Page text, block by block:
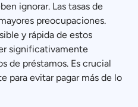
ignorar. Las tasas de
preocupaciones.
y rápida de estos
significativamente
de préstamos. Es crucial
para evitar pagar más de lo